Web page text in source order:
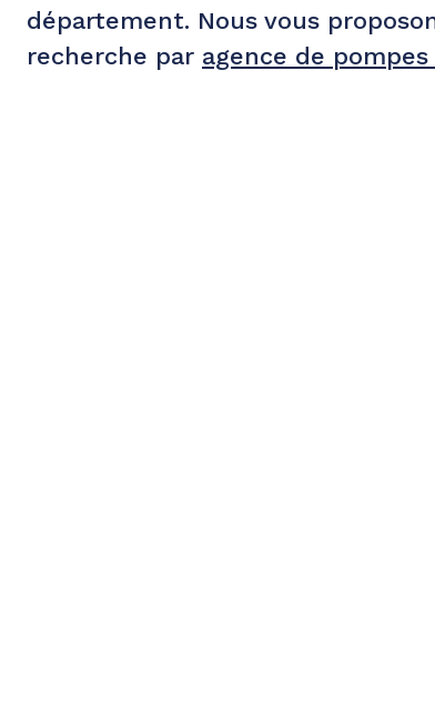
département. Nous vous
recherche par agence de